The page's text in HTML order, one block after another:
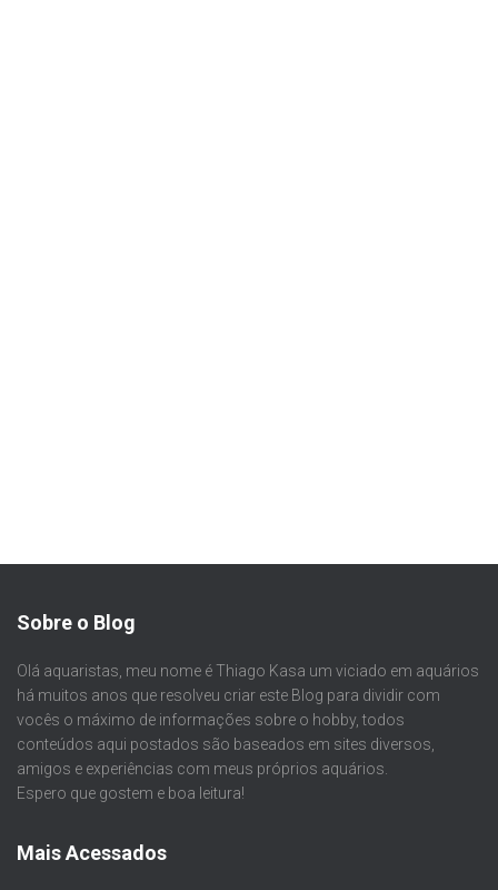
Sobre o Blog
Olá aquaristas, meu nome é Thiago Kasa um viciado em aquários
há muitos anos que resolveu criar este Blog para dividir com
vocês o máximo de informações sobre o hobby, todos
conteúdos aqui postados são baseados em sites diversos,
amigos e experiências com meus próprios aquários.
Espero que gostem e boa leitura!
Mais Acessados